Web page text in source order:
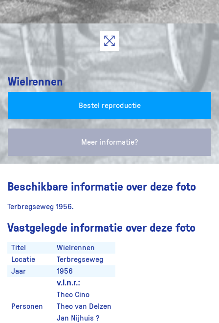
Wielrennen
Bestel reproductie
Meer informatie?
Beschikbare informatie over deze foto
Terbregseweg 1956.
Vastgelegde informatie over deze foto
Titel
Wielrennen
Locatie
Terbregseweg
Jaar
1956
Personen
v.l.n.r.:
Theo Cino
Theo van Delzen
Jan Nijhuis ?